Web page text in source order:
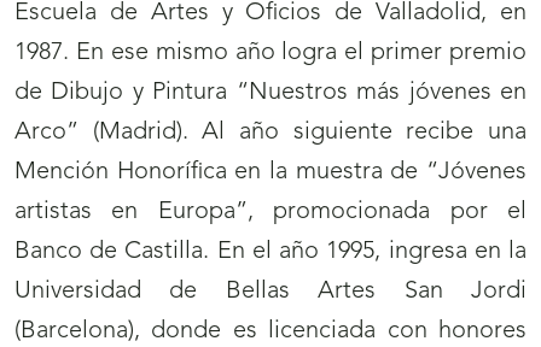
Escuela de Artes y Oficios de Valladolid, en
1987. En ese mismo año logra el primer premio
de Dibujo y Pintura “Nuestros más jóvenes en
Arco” (Madrid). Al año siguiente recibe una
Mención Honorífica en la muestra de “Jóvenes
artistas en Europa”, promocionada por el
Banco de Castilla. En el año 1995, ingresa en la
Universidad de Bellas Artes San Jordi
(Barcelona), donde es licenciada con honores